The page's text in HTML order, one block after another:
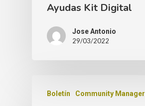
Ayudas Kit Digital
Jose Antonio
29/03/2022
Boletín Community Manager